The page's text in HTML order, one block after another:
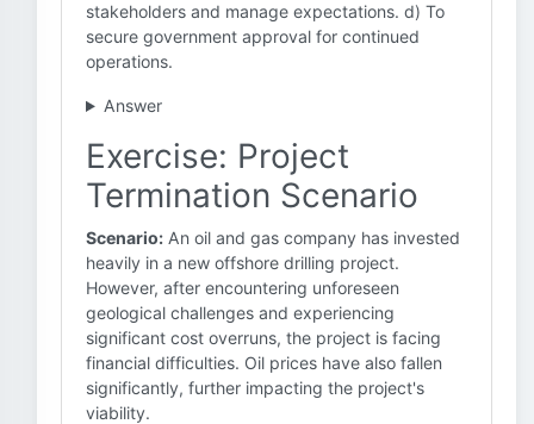
stakeholders and manage expectations. d) To
secure government approval for continued
operations.
Answer
Exercise: Project
Termination Scenario
Scenario: An oil and gas company has invested
heavily in a new offshore drilling project.
However, after encountering unforeseen
geological challenges and experiencing
significant cost overruns, the project is facing
financial difficulties. Oil prices have also fallen
significantly, further impacting the project's
viability.